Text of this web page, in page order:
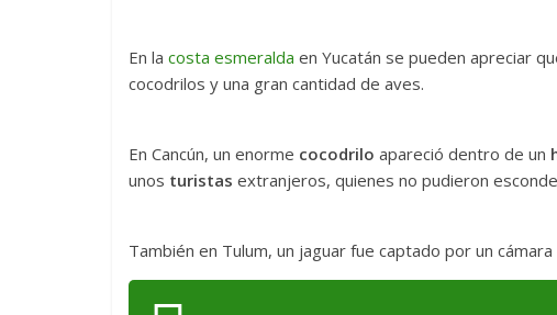
En la costa esmeralda en Yucatán se pueden apreciar
cocodrilos y una gran cantidad de aves.
En Cancún, un enorme cocodrilo apareció dentro de un
unos turistas extranjeros, quienes no pudieron
También en Tulum, un jaguar fue captado por un